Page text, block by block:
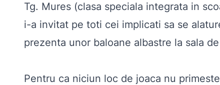
Tg. Mures (clasa speciala integrata in
i-a invitat pe toti cei implicati sa se
prezenta unor baloane albastre la sala
Pentru ca niciun loc de joaca nu